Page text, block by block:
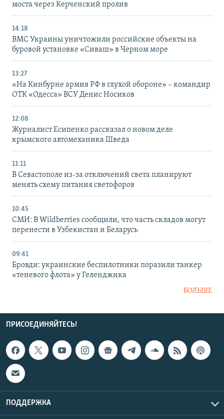
моста через Керченский пролив
14:18
ВМС Украины уничтожили российские объекты на
буровой установке «Сиваш» в Черном море
13:27
«На Кинбурне армия РФ в глухой обороне» – командир
ОТК «Одесса» ВСУ Денис Носиков
12:08
Журналист Есипенко рассказал о новом деле
крымского автомеханика Шведа
11:11
В Севастополе из-за отключений света планируют
менять схему питания светофоров
10:45
СМИ: В Wildberries сообщили, что часть складов могут
перенести в Узбекистан и Беларусь
09:41
Бровди: украинские беспилотники поразили танкер
«теневого флота» у Геленджика
БОЛЬШЕ
ПРИСОЕДИНЯЙТЕСЬ!
ПОДДЕРЖКА